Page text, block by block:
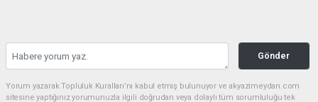
Gönder
Yorum yazarak Topluluk Kuralları’nı kabul etmiş bulunuyor ve akyazimeydan.com
sitesine yaptığınız yorumunuzla ilgili doğrudan veya dolaylı tüm sorumluluğu tek